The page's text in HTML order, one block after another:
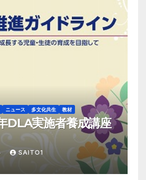
ニュース 多文化共生 教材
DLA実施者養成講座
SAITO1